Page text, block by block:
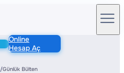
Online
Hesap Aç
/Günlük Bülten